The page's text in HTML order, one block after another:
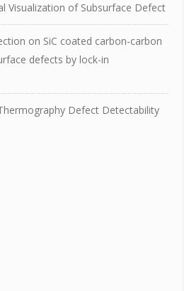
Visualization of Subsurface Defect
on SiC coated carbon-carbon
defects by lock-in
Defect Detectability